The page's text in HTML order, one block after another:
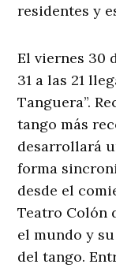
residentes y
El viernes 30
31 a las 21
Tanguera”.
tango más
desarrollará
forma
desde el
Teatro Colón
el mundo y
del tango.